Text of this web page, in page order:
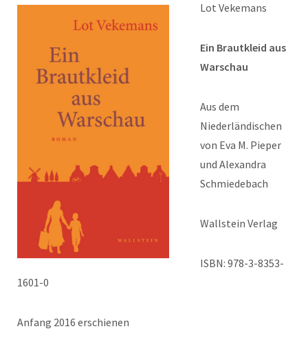
Lot Vekemans
Ein Brautkleid aus
Warschau
Aus dem
Niederländischen
von Eva M. Pieper
und Alexandra
Schmiedebach
Wallstein Verlag
ISBN: 978-3-8353-
1601-0
Anfang 2016 erschienen